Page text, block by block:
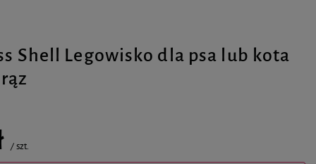
Shell Legowisko dla psa lub kota
/szt.